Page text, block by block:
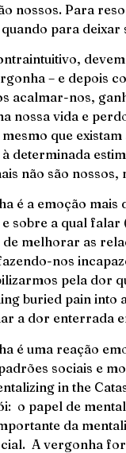
nossos. Para
quando para
– e depois
acalmar-nos,
nossa vida e
mesmo que
determinada
não são
é a emoção
sobre a qual falar
melhorar as
nos
pela dor
buried pain into
a dor enterrada
é uma reação
sociais e
in the
o papel de
da
A vergonha